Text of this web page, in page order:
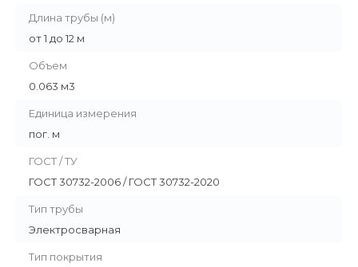
Длина трубы (м)
от 1 до 12 м
Объем
0.063 м3
Единица измерения
пог. м
ГОСТ / ТУ
ГОСТ 30732-2006 / ГОСТ 30732-2020
Тип трубы
Электросварная
Тип покрытия